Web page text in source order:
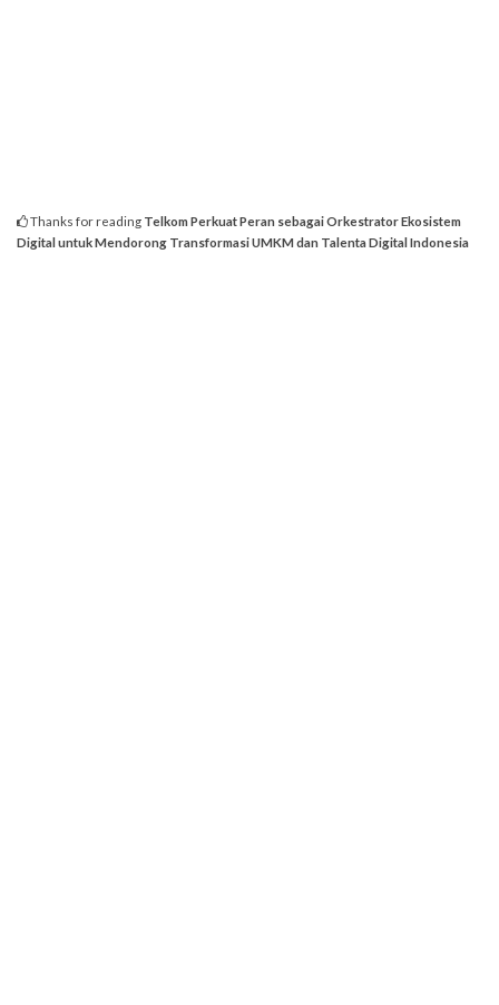
Thanks for reading Telkom Perkuat Peran sebagai Orkestrator Ekosistem
Digital untuk Mendorong Transformasi UMKM dan Talenta Digital Indonesia